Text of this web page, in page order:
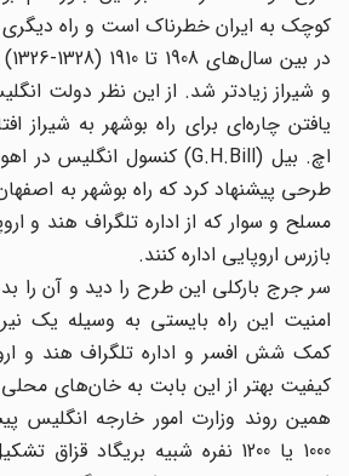
کوچک به ایران خطرناک است و راه دیگری را
در بین
و شیراز زیادتر شد. از این نظر دولت
یافتن چاره‌ای برای راه بوشهر به شیراز
طرحی پیشنهاد کرد که راه بوشهر به اصفهان
مسلح و سوار که از اداره تلگراف هند و
بازرس اروپایی اداره کنند.
سر جرج بارکلی این طرح را دید و آن را
کمک شش افسر و اداره تلگراف هند و
کیفیت بهتر از این بابت به خان‌های محلی
همین روند وزارت امور خارجه انگلیس
1000 یا 1200 نفره شبیه بریگاد قزاق